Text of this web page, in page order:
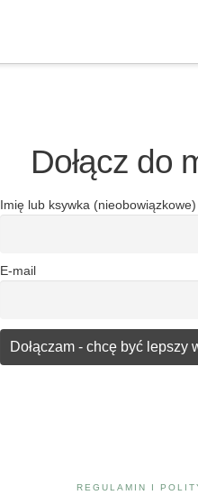
Dołącz do
Imię lub ksywka (nieobowiązkowe)
E-mail
REGULAMIN I